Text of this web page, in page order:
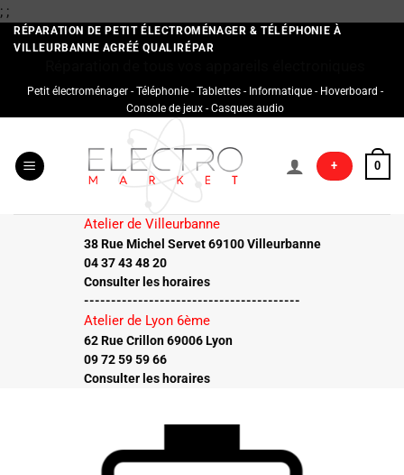
; ;Passer
au
contenu
RÉPARATION DE PETIT ÉLECTROMÉNAGER & TÉLÉPHONIE À
VILLEURBANNE AGRÉÉ QUALIRÉPAR
Petit électroménager - Téléphonie - Tablettes - Informatique - Hoverboard -
Console de jeux - Casques audio
+ 0
Atelier de Villeurbanne
38 Rue Michel Servet 69100 Villeurbanne
04 37 43 48 20
Consulter les horaires
----------------------------------------
Atelier de Lyon 6ème
62 Rue Crillon 69006 Lyon
09 72 59 59 66
Consulter les horaires